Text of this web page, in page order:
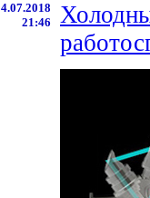
21:46